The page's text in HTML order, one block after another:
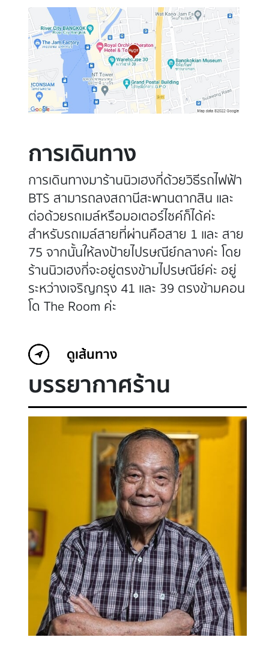
การเดินทาง
การเดินทางมาร้านนิวเฮงกี่ด้วยวิธีรถไฟฟ้า
BTS สามารถลงสถานีสะพานตากสิน และ
ต่อด้วยรถเมล์หรือมอเตอร์ไซค์ก็ได้ค่ะ
สำหรับรถเมล์สายที่ผ่านคือสาย 1 และ สาย
75 จากนั้นให้ลงป้ายไปรษณีย์กลางค่ะ โดย
ร้านนิวเฮงกี่จะอยู่ตรงข้ามไปรษณีย์ค่ะ อยู่
ระหว่างเจริญกรุง 41 และ 39 ตรงข้ามคอน
โด The Room ค่ะ
ดูเส้นทาง
บรรยากาศร้าน